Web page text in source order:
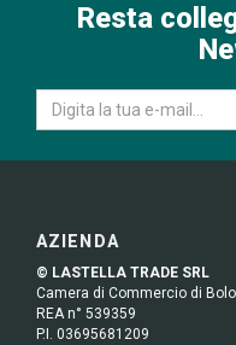
Resta
AZIENDA
© LASTELLA TRADE SRL
Camera di Commercio di
REA n° 539359
P.I. 03695681209